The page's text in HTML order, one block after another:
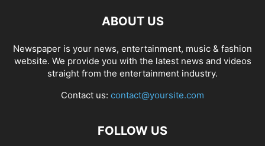
ABOUT US
Newspaper is your news, entertainment, music & fashion
website. We provide you with the latest news and videos
straight from the entertainment industry.
Contact us: contact@yoursite.com
FOLLOW US